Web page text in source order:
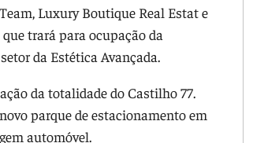
Luxury Boutique Real Estat e
trará para ocupação da
da Estética Avançada.
da totalidade do Castilho 77.
parque de estacionamento em
automóvel.